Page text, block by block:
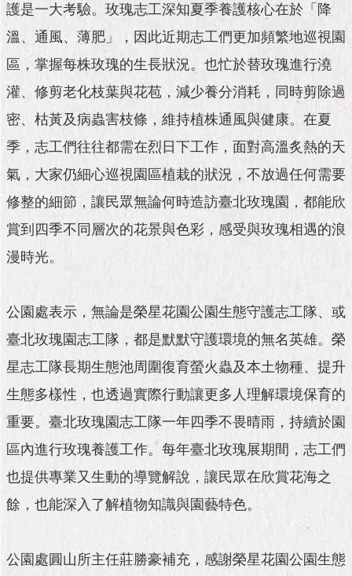
詞
台
通
陳
情
統
民
參
與
臺
北
旅
網
府
網
站
資
放
宣
護是一大考驗。玫瑰志工深知夏季養護核心在於「降
溫、通風、薄肥」，因此近期志工們更加頻繁地巡視園
區，掌握每株玫瑰的生長狀況。也忙於替玫瑰進行澆
灌、修剪老化枝葉與花苞，減少養分消耗，同時剪除過
密、枯黃及病蟲害枝條，維持植株通風與健康。在夏
季，志工們往往都需在烈日下工作，面對高溫炙熱的天
氣，大家仍細心巡視園區植栽的狀況，不放過任何需要
修整的細節，讓民眾無論何時造訪臺北玫瑰園，都能欣
賞到四季不同層次的花景與色彩，感受與玫瑰相遇的浪
漫時光。
公園處表示，無論是榮星花園公園生態守護志工隊、或
臺北玫瑰園志工隊，都是默默守護環境的無名英雄。榮
星志工隊長期生態池周圍復育螢火蟲及本土物種、提升
生態多樣性，也透過實際行動讓更多人理解環境保育的
重要。臺北玫瑰園志工隊一年四季不畏晴雨，持續於園
區內進行玫瑰養護工作。每年臺北玫瑰展期間，志工們
也提供專業又生動的導覽解說，讓民眾在欣賞花海之
餘，也能深入了解植物知識與園藝特色。
公園處圓山所主任莊勝豪補充，感謝榮星花園公園生態